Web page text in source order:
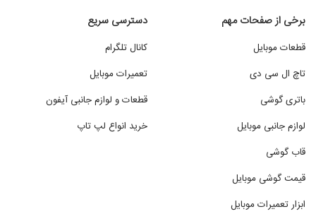
برخی از صفحات مهم
قطعات موبایل
تاچ ال سی دی
باتری گوشی
لوازم جانبی موبایل
قاب گوشی
قیمت گوشی موبایل
ابزار تعمیرات موبایل
دسترسی سریع
کانال تلگرام
تعمیرات موبایل
قطعات و لوازم جانبی آیفون
خرید انواع لپ تاپ